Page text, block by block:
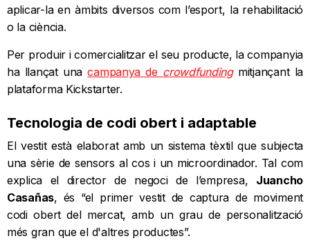
aplicar-la en àmbits diversos com l’esport, la rehabilitació
o la ciència.
Per produir i comercialitzar el seu producte, la companyia
ha llançat unacampanya de crowdfundingmitjançant la
plataforma Kickstarter.
Tecnologia de codi obert i adaptable
El vestit està elaborat amb un sistema tèxtil que subjecta
una sèrie de sensors al cos i un microordinador. Tal com
explica el director de negoci de l’empresa, Juancho
Casañas, és “el primer vestit de captura de moviment
codi obert del mercat, amb un grau de personalització
més gran que el d'altres productes”.